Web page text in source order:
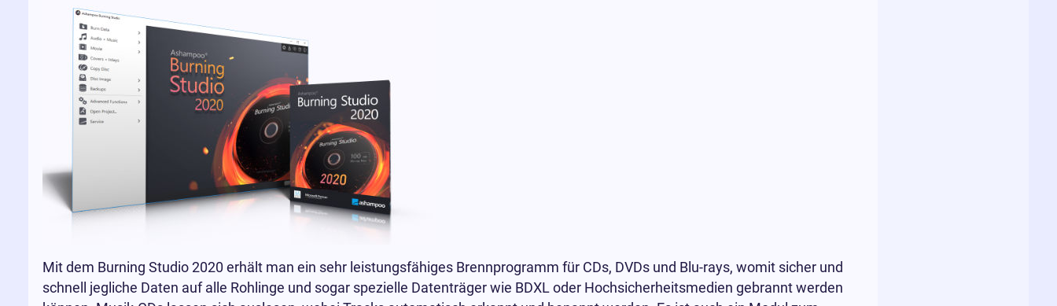
Mit dem Burning Studio 2020 erhält man ein sehr leistungsfähiges Brennprogramm für CDs, DVDs und Blu-rays, womit sicher und
schnell jegliche Daten auf alle Rohlinge und sogar spezielle Datenträger wie BDXL oder Hochsicherheitsmedien gebrannt werden